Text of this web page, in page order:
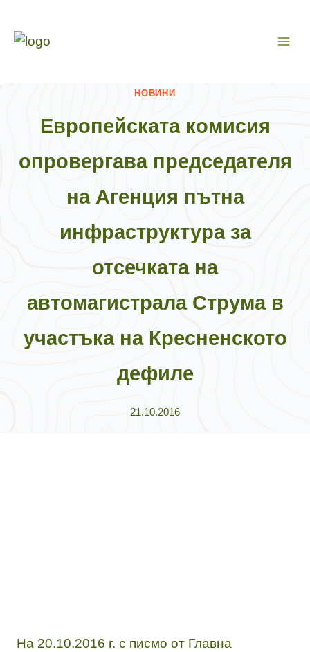
съдържанието
НОВИНИ
Европейската комисия
опровергава председателя
на Агенция пътна
инфраструктура за
отсечката на
автомагистрала Струма в
участъка на Кресненското
дефиле
21.10.2016
На 20.10.2016 г. с писмо от Главна